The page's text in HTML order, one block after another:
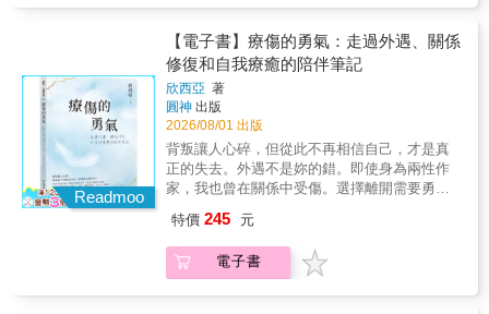
為情而已。【男女共通】從「打扮」了解對方
心理■ 時常戴著帽子的男性 ► 擅長察言觀色、
溝通，時常在意他人眼光，有著不想為人知的
一面，懷抱著自卑感。希望成為頂尖人物的欲
望強烈。■ 精心設計穿著打扮的女性 ► 想強調
獨特性、頑固且缺乏通融、自我表現慾強烈。
從「話題」了解對方心理■ 老是談論過往事情
的男性 ► 對現狀感到不滿、對於無法確定未來
會怎樣的自己感到不安。■ 連芝麻小事也一一
向大家報告的女性 ► 擔心與別人沒有關聯性、
出人性■ 會岔開問題來回答的男性 ► 其實是不
想讓對方發現自己的弱點。有自尊心過高的傾
向。■ 沒有開場白就滔滔不絕地說個沒完沒了
的女性 ► 大部分是透過說話來自我滿足。很可
人，有時是主動的（對不起我回不去了），有
時是被動（直到死亡將我們分開）， 這是每個
人都必須面對的人生課題，卻沒有誰好好教過
我們； 開始一段關係需要學習， 結束一份感情
也是一門學問， 「月老候選人」孫老師再次從
社會學、心理學，甚至傳播學的領域出發， 從
愛情的「結束」為起點，在幽默和思考中， 學
會跟那份逝去的愛，好好地說：再見
&mdash;&mdash; &rarr;附錄分手考量量表、分
手傷害量表等各種表單，幫助釐清關係結束的
含愛情會客室Ｑ＆Ａ進階版，各種分手的難題
與迷思一次解答，一生受用！ &rarr;加收「愛情
放映室」單元，孫老師私房愛情經典片單誠心
Readmoo
【電子書】療傷的勇氣：走過外遇、關係
修復和自我療癒的陪伴筆記
欣西亞 著
圓神 出版
2026/08/01 出版
背叛讓人心碎，但從此不再相信自己，才是真
正的失去。外遇不是妳的錯。即使身為兩性作
家，我也曾在關係中受傷。選擇離開需要勇
勇敢。那並非軟弱，而是深思熟慮後的堅強。
在感情裡，我們都要對自己誠實拯救遍體鱗
傷，卻依然值得被愛的自己真正的勇氣，是雖
特價 245 元
電子書